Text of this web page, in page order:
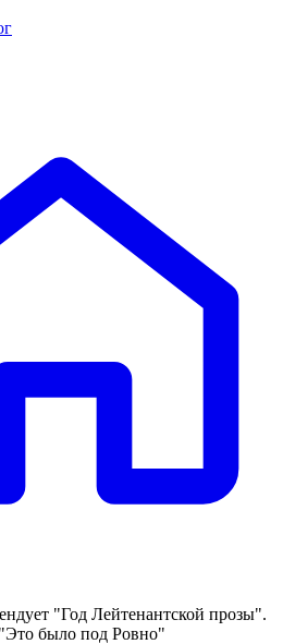
"Год Лейтенантской прозы".
было под Ровно"